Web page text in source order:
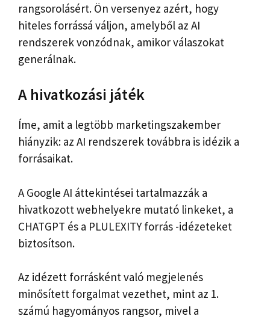
rangsorolásért. Ön versenyez azért, hogy
hiteles forrássá váljon, amelyből az AI
rendszerek vonzódnak, amikor válaszokat
generálnak.
A hivatkozási játék
Íme, amit a legtöbb marketingszakember
hiányzik: az AI rendszerek továbbra is idézik a
forrásaikat.
A Google AI áttekintései tartalmazzák a
hivatkozott webhelyekre mutató linkeket, a
CHATGPT és a PLULEXITY forrás -idézeteket
biztosítson.
Az idézett forrásként való megjelenés
minősített forgalmat vezethet, mint az 1.
számú hagyományos rangsor, mivel a